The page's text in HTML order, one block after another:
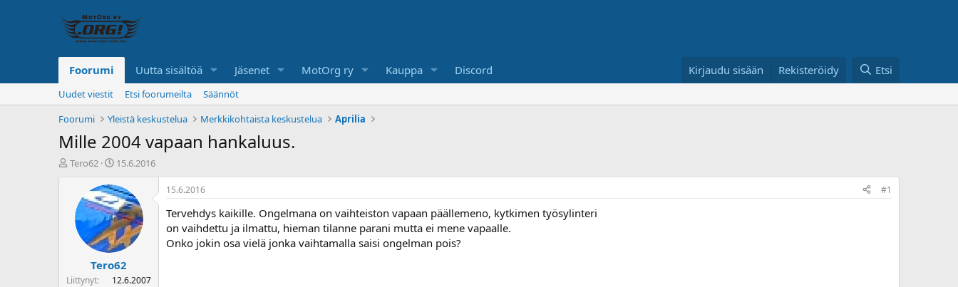
Foorumi Uutta sisältöä Jäsenet MotOrg ry Kauppa Discord Kirjaudu sisään Rekisteröidy Etsi
Uudet viestit Etsi foorumeilta
Säännöt
Foorumi
Yleistä keskustelua Merkkikohtaista keskustelua Aprilia
Mille 2004 vapaan hankaluus.
K
u
Tero62
A
o
i
t
u
s
p
ä
15.6.2016
Tero62
Liittynyt 12.6.2007
15.6.2016 #1
Tervehdys kaikille. Ongelmana on vaihteiston vapaan päällemeno, kytkimen työsylinteri
on vaihdettu ja ilmattu, hieman tilanne parani mutta ei mene vapaalle.
Onko jokin osa vielä jonka vaihtamalla saisi ongelman pois?